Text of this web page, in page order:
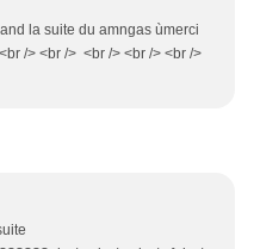
la suite du amngas ùmerci
/> <br /> <br /> <br /> <br />